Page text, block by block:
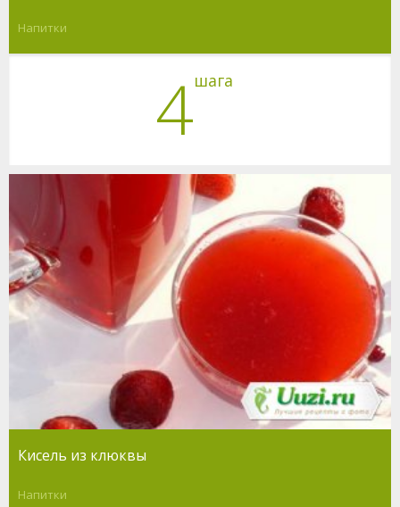
Напитки
4шага
Кисель из клюквы
Напитки